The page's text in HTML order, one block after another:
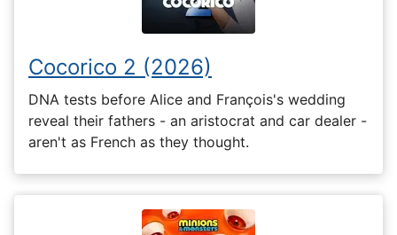
Cocorico 2 (2026)
DNA tests before Alice and François's wedding
reveal their fathers - an aristocrat and car dealer -
aren't as French as they thought.